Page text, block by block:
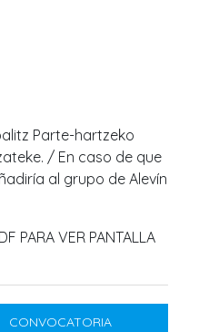
Parte-hartzeko
/ En caso de que
al grupo de Alevín
PARA VER PANTALLA
CONVOCATORIA